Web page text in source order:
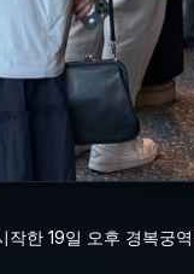
한 19일 오후 경복궁